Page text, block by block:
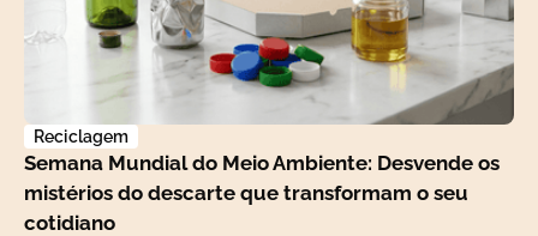
Reciclagem
Semana Mundial do Meio Ambiente: Desvende os
mistérios do descarte que transformam o seu
cotidiano